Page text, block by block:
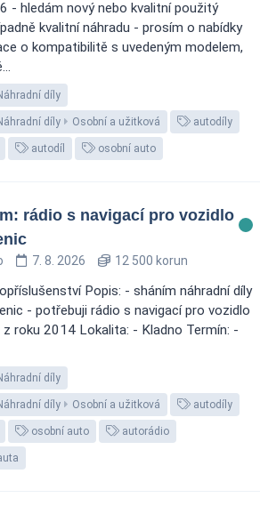
- hledám nový nebo kvalitní použitý
kvalitní náhradu - prosím o nabídky
o kompatibilitě s uvedeným modelem,
díly
díly Osobní a užitková autodíly
autodíl osobní auto
rádio s navigací pro vozidlo
7. 8. 2026 12 500 korun
Popis: - sháním náhradní díly
- potřebuji rádio s navigací pro vozidlo
z roku 2014 Lokalita: - Kladno Termín: -
díly
díly Osobní a užitková autodíly
osobní auto autorádio